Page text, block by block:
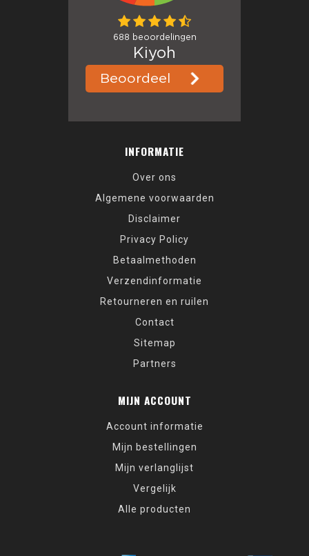
INFORMATIE
Over ons
Algemene voorwaarden
Disclaimer
Privacy Policy
Betaalmethoden
Verzendinformatie
Retourneren en ruilen
Contact
Sitemap
Partners
MIJN ACCOUNT
Account informatie
Mijn bestellingen
Mijn verlanglijst
Vergelijk
Alle producten